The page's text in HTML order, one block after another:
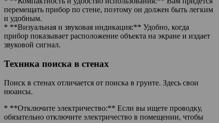
перемещать прибор по стене, поэтому он должен быть легким
и удобным.
* **Визуальная и звуковая индикация:** Удобно, когда
прибор показывает расположение объекта на экране и издает
звуковой сигнал.
Техника поиска в стенах
Поиск в стенах отличается от поиска в грунте. Здесь свои
нюансы.
* **Отключите электричество:** Если вы ищете проводку,
обязательно отключите электричество в помещении, чтобы